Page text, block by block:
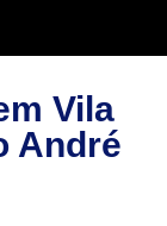
Vila
André